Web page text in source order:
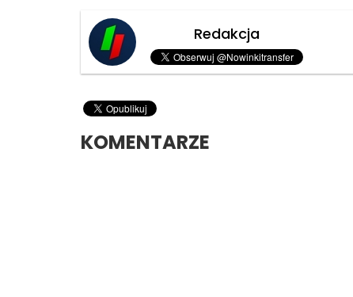
Redakcja
KOMENTARZE